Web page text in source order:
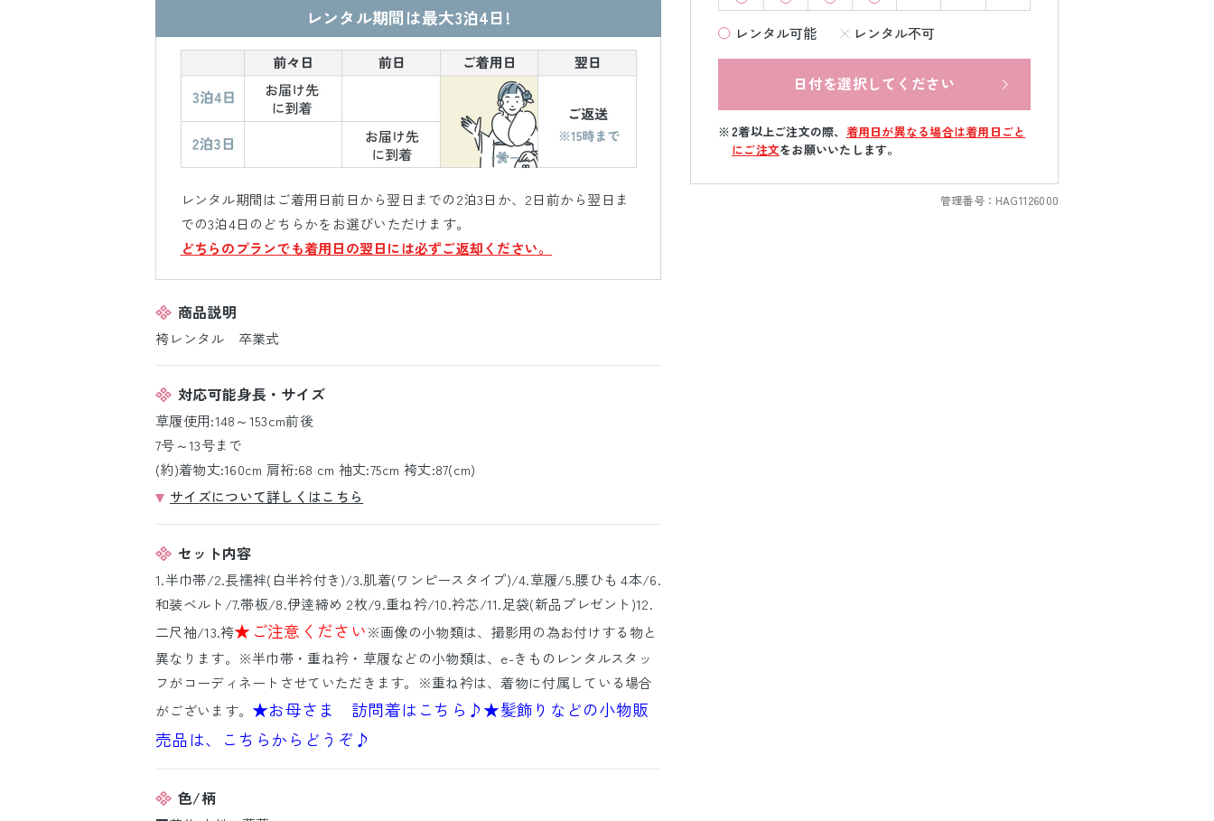
レンタル可能 レンタル不可
日付を選択してください
2着以上ご注文の際、 着用日が異なる場合は着用日ごと
にご注文をお願いいたします。
管理番号： HAG1126000
レンタル期間は最大3泊4日!
レンタル期間はご着用日前日から翌日までの2泊3日か、2日前から翌日ま
での3泊4日のどちらかをお選びいただけます。
どちらのプランでも着用日の翌日には必ずご返却ください。
商品説明
袴レンタル 卒業式
対応可能身長・サイズ
草履使用:148～153cm前後
7号～13号まで
(約)着物丈:160cm 肩裄:68 cm 袖丈:75cm 袴丈:87(cm)
サイズについて詳しくはこちら
セット内容
1.半巾帯/2.長襦袢(白半衿付き)/3.肌着(ワンピースタイプ)/4.草履/5.腰ひも 4本/6.
和装ベルト/7.帯板/8.伊逹締め 2枚/9.重ね衿/10.衿芯/11.足袋(新品プレゼント)12.
二尺袖/13.袴★ご注意ください※画像の小物類は、撮影用の為お付けする物と
異なります。※半巾帯・重ね衿・草履などの小物類は、e-きものレンタルスタッ
フがコーディネートさせていただきます。※重ね衿は、着物に付属している場合
がございます。★お母さま 訪問着はこちら♪★髪飾りなどの小物販
売品は、こちらからどうぞ♪
色/柄